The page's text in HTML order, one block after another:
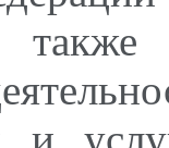
также